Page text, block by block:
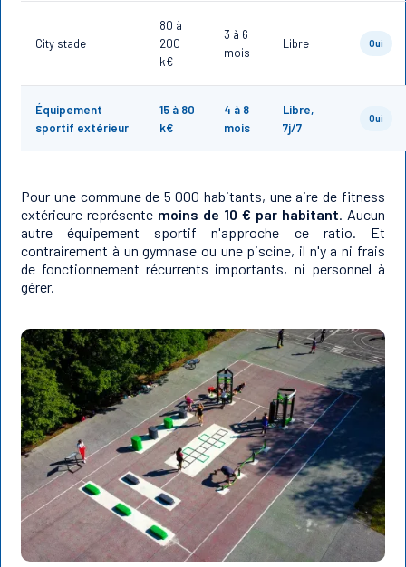
City stade
80 à
200
k€
3 à 6
mois
Libre Oui
Équipement
sportif extérieur
15 à 80
k€
4 à 8
mois
Libre,
7j/7
Oui
Pour une commune de 5 000 habitants, une aire de fitness
extérieure représente moins de 10 € par habitant . Aucun
autre équipement sportif n'approche ce ratio. Et
contrairement à un gymnase ou une piscine, il n'y a ni frais
de fonctionnement récurrents importants, ni personnel à
gérer.